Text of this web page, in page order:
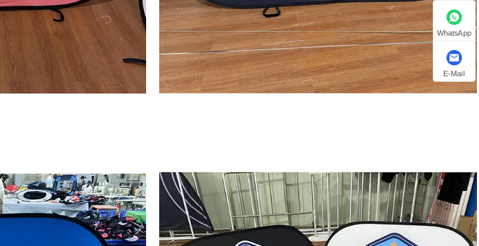
WhatsApp
E-Mail